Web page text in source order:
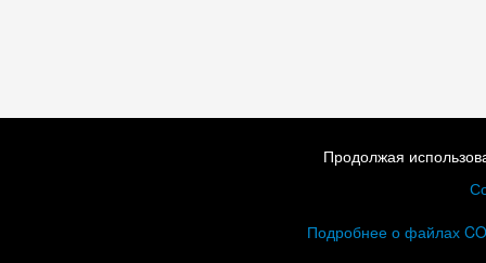
Продолжая
Подробнее о файлах